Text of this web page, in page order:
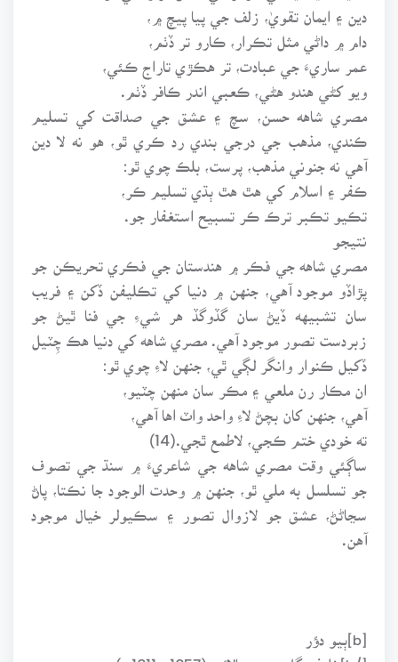
دين ۽ ايمان تقويٰ، زلف جي پيا پيچ ۾،
دام ۾ داڻي مثل تڪرار، ڪارو تر ڏٺم،
عمر ساريءَ جي عبادت، تر هڪڙي تاراج ڪئي،
ويو کڻي هندو هڻي، ڪعبي اندر ڪافر ڏٺم.
مصري شاهه حسن، سچ ۽ عشق جي صداقت کي تسليم
ڪندي، مذهب جي درجي بندي رد ڪري ٿو، هو نه لا دين
آهي نه جنوني مذهب، پرست، بلڪ چوي ٿو:
ڪفر ۽ اسلام کي هٿ هٿ ٻڌي تسليم ڪر،
تڪيو تڪبر ترڪ ڪر تسبيح استغفار جو.
مصري شاهه جي فڪر ۾ هندستان جي فڪري تحريڪن جو
پڙاڏو موجود آهي، جنهن ۾ دنيا کي تڪليفن ڏکن ۽ فريب
سان تشبيهه ڏيڻ سان گڏوگڏ هر شيءِ جي فنا ٿيڻ جو
زبردست تصور موجود آهي. مصري شاهه کي دنيا هڪ چِٽيل
ڏکيل ڪنوار وانگر لڳي ٿي، جنهن لاءِ چوي ٿو:
ان مڪار رن ملعي ۽ مڪر سان منهن چٽيو،
آهي، جنهن کان بچڻ لاءِ واحد واٽ اها آهي،
ته خودي ختم ڪجي، لاطمع ٿجي.(14)
ساڳئي وقت مصري شاهه جي شاعريءَ ۾ سنڌ جي تصوف
جو تسلسل به ملي ٿو، جنهن ۾ وحدت الوجود جا نڪتا، پاڻ
سڃاڻڻ، عشق جو لازوال تصور ۽ سڪيولر خيال موجود
آهن.
[b]ٻيو دؤر
[/b]خليفو گل محمد هالائي (1857- 1811ع)